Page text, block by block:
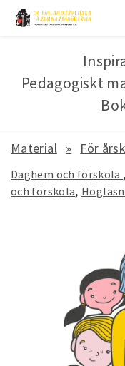
Material För
Pedagogiskt
Daghem och förskola
och förskola